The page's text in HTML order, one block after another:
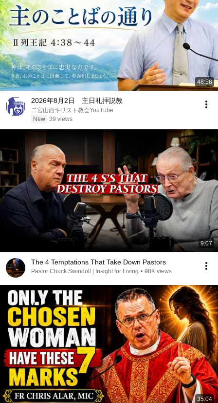
48:58
2026年8月2日 主日礼拝説教
二宮山西キリスト教会YouTube
New 39 views
9:07
The 4 Temptations That Take Down Pastors
Pastor Chuck Swindoll | Insight for Living • 98K views
35:04